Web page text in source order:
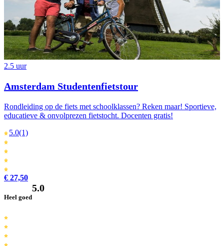
2.5 uur
Amsterdam Studentenfietstour
Rondleiding op de fiets met schoolklassen? Reken maar! Sportieve,
educatieve & onvolprezen fietstocht. Docenten gratis!
5.0(1)
€ 27,50
Heel goed
5.0